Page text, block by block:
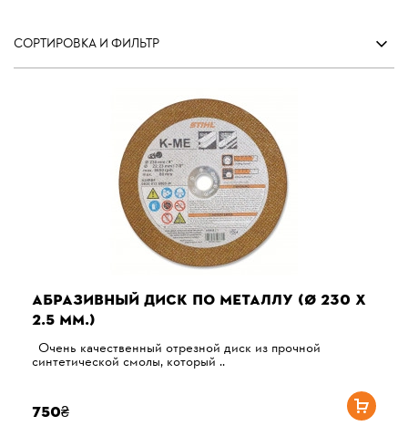
СОРТИРОВКА И ФИЛЬТР
АБРАЗИВНЫЙ ДИСК ПО МЕТАЛЛУ (Ø 230 Х
2.5 ММ.)
Очень качественный отрезной диск из прочной
синтетической смолы, который ..
750₴